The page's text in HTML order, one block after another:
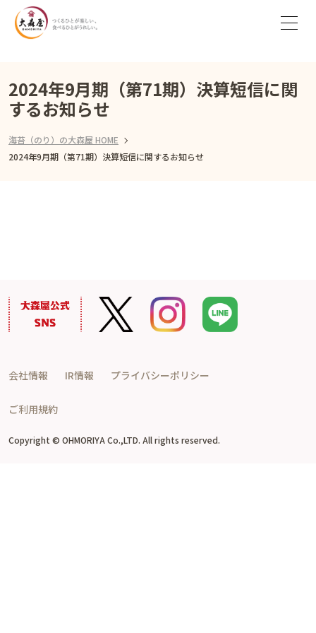
2024年9月期（第71期）決算短信に関
するお知らせ
海苔（のり）の大森屋 HOME
2024年9月期（第71期）決算短信に関するお知らせ
会社情報 IR情報 プライバシーポリシー
ご利用規約
Copyright © OHMORIYA Co.,LTD. All rights reserved.